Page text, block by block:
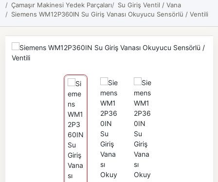
Çamaşır Makinesi Yedek Parçaları
Su Giriş Ventil / Vana
Siemens WM12P360IN Su Giriş Vanası Okuyucu Sensörlü / Ventili